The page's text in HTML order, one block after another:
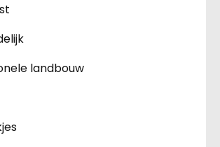
landbouw